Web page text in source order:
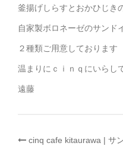
釜揚げしらすとおかひじき
自家製ボロネーゼのサンド
２種類ご用意しております
温まりにｃｉｎｑにいらし
遠藤
cinq cafe kitaurawa | サ